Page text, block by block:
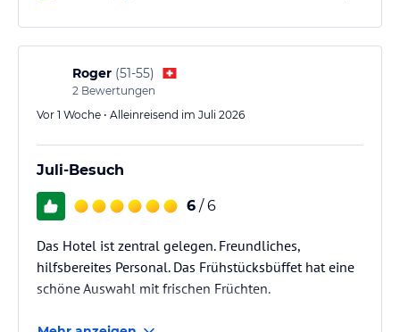
Roger (51-55)
2 Bewertungen
Vor 1 Woche • Alleinreisend im Juli 2026
Juli-Besuch
6 / 6
Das Hotel ist zentral gelegen. Freundliches,
hilfsbereites Personal. Das Frühstücksbüffet hat eine
schöne Auswahl mit frischen Früchten.